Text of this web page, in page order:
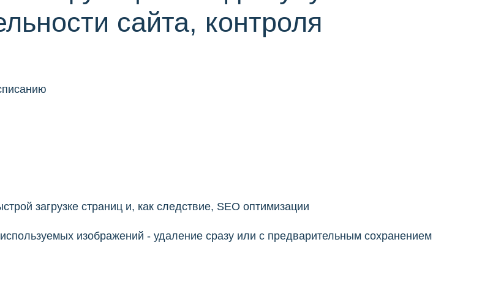
сайта, контроля
загрузке страниц и, как следствие, SEO оптимизации
изображений - удаление сразу или с предварительным сохранением